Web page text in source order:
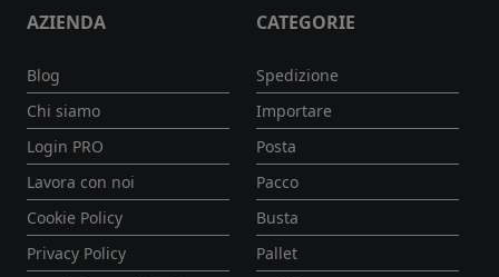
AZIENDA
Blog
Chi siamo
Login PRO
Lavora con noi
Cookie Policy
Privacy Policy
CATEGORIE
Spedizione
Importare
Posta
Pacco
Busta
Pallet